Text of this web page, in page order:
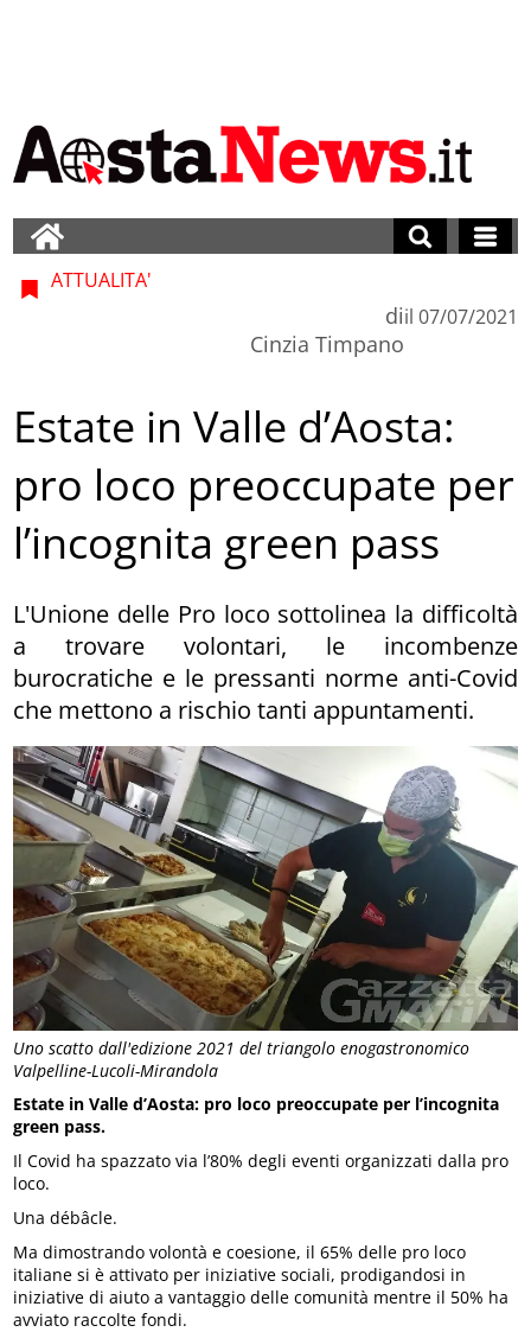
Uno scatto dall'edizione 2021 del triangolo enogastronomico
Valpelline-Lucoli-Mirandola
ATTUALITA'
di
Cinzia Timpano
il 07/07/2021
Estate in Valle d’Aosta:
pro loco preoccupate per
l’incognita green pass
L'Unione delle Pro loco sottolinea la difficoltà
a trovare volontari, le incombenze
burocratiche e le pressanti norme anti-Covid
che mettono a rischio tanti appuntamenti.
Estate in Valle d’Aosta: pro loco preoccupate per l’incognita
green pass.
Il Covid ha spazzato via l’80% degli eventi organizzati dalla pro
loco.
Una débâcle.
Ma dimostrando volontà e coesione, il 65% delle pro loco
italiane si è attivato per iniziative sociali, prodigandosi in
iniziative di aiuto a vantaggio delle comunità mentre il 50% ha
avviato raccolte fondi.